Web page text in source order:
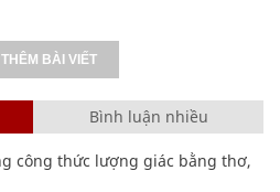
BÀI VIẾT
Bình luận nhiều
công thức lượng giác bằng thơ,